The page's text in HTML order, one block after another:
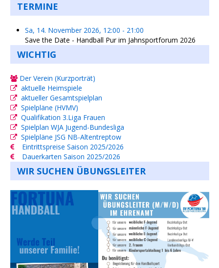
TERMINE
Sa, 14. November 2026, 12:00 - 21:00
Save the Date - Handball Pur im Jahnsportforum 2026
WICHTIG
Der Verein (Kurzporträt)
aktuelle Heimspiele
aktueller Gesamtspielplan
Spielpläne (HVMV)
Qualifikation 3.Liga Frauen
Spielplan WJA Jugend-Bundesliga
Spielpläne JSG NB-Altentreptow
Eintrittspreise Saison 2025/2026
Dauerkarten Saison 2025/2026
WIR SUCHEN ÜBUNGSLEITER